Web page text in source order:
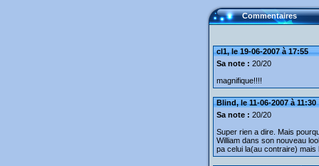
Commentaires
cl1, le 19-06-2007 à 17:55
Sa note : 20/20
magnifique!!!!
Blind, le 11-06-2007 à 11:30
Sa note : 20/20
Super rien a dire. Mais
William dans son nouveau
pa celui la(au contraire) mais